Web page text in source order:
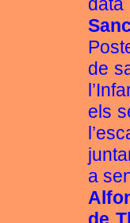
de
els
a